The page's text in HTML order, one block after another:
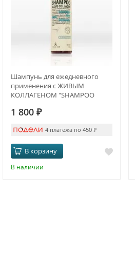
Шампунь для ежедневного
применения с ЖИВЫМ
КОЛЛАГЕНОМ "SHAMPOO
1 800 ₽
4 платежа по 450₽
В корзину
В наличии